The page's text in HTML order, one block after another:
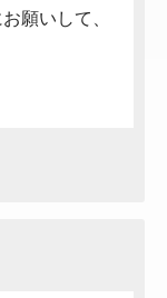
願いして、